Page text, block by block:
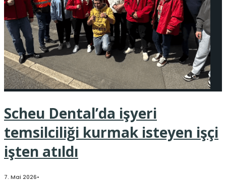
Scheu Dental’da işyeri
temsilciliği kurmak isteyen işçi
işten atıldı
7. Mai 2026•